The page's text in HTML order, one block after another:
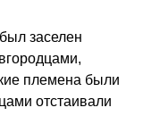
заселен
племена были
отстаивали